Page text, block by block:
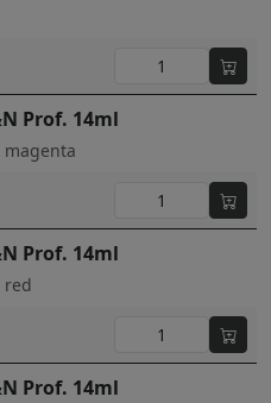
Prof. 14ml
magenta
Prof. 14ml
red
Prof. 14ml